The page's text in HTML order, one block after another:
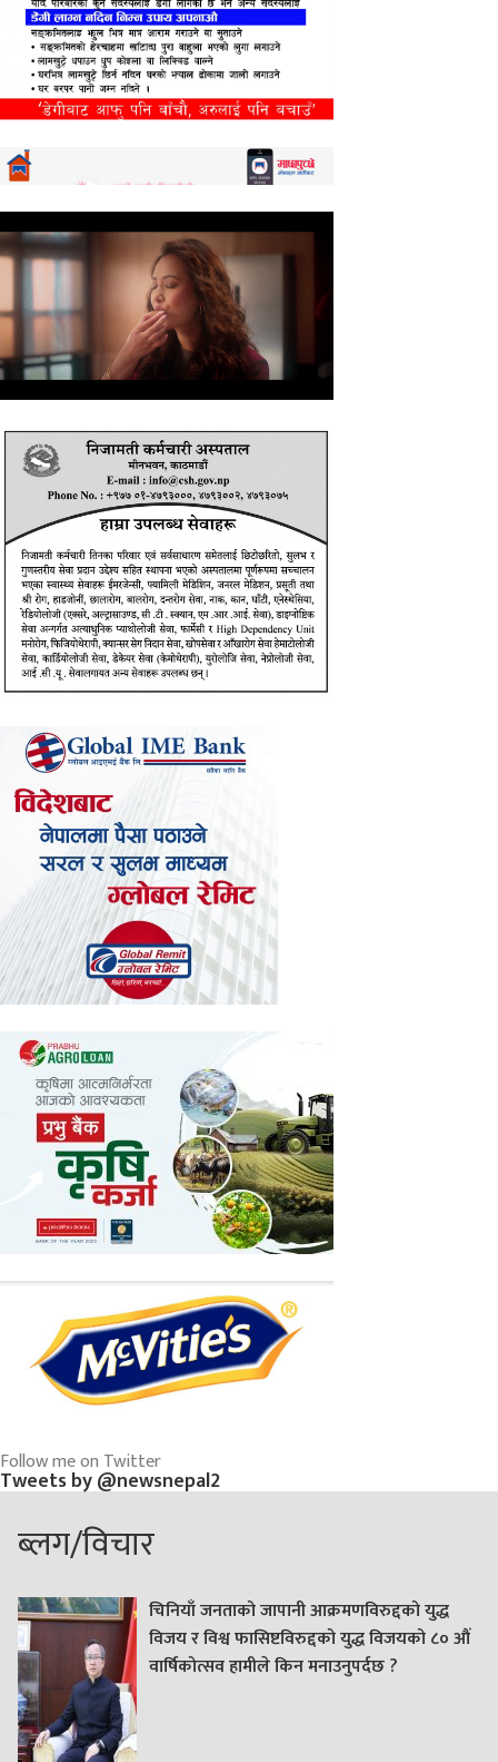
Follow me on Twitter
Tweets by @newsnepal2
ब्लग/विचार
चिनियाँ जनताको जापानी आक्रमणविरुद्दको युद्ध
विजय र विश्व फासिष्टविरुद्दको युद्ध विजयको ८० औं
वार्षिकोत्सव हामीले किन मनाउनुपर्दछ ?